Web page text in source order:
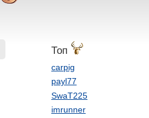
Топ
carpig
payl77
SwaT225
imrunner